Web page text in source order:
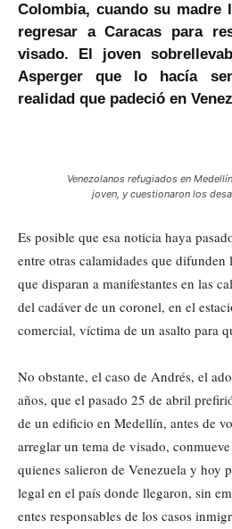
Colombia, cuando su madre
regresar a Caracas para
visado. El joven
Asperger que lo hacía
realidad que padeció en
Venezolanos refugiados en
joven, y cuestionaron los
Es posible que esa noticia haya
entre otras calamidades que
que disparan a manifestantes en las
del cadáver de un coronel, en el
comercial, víctima de un asalto para
No obstante, el caso de Andrés, el
años, que el pasado 25 de abril
de un edificio en Medellín, antes de
arreglar un tema de visado,
quienes salieron de Venezuela y hoy
legal en el país donde llegaron, sin
entes responsables de los casos